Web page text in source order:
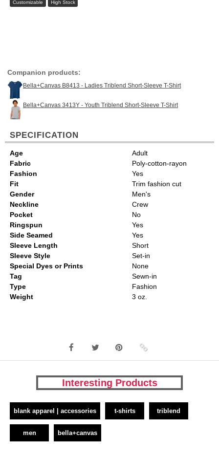
Customizable High Stock
Companion products:
Bella+Canvas B8413 - Ladies Triblend Short-Sleeve T-Shirt
Bella+Canvas 3413Y - Youth Triblend Short-Sleeve T-Shirt
SPECIFICATION
Age
Adult
Fabric
Poly-cotton-rayon
Fashion
Yes
Fit
Trim fashion cut
Gender
Men's
Neckline
Crew
Pocket
No
Ringspun
Yes
Side Seamed
Yes
Sleeve Length
Short
Sleeve Style
Set-in
Special Dyes or Prints
None
Tag
Sewn-in
Type
Fashion
Weight
3 oz.
Interesting Products
blank apparel | accessories t-shirts triblend
men bella+canvas